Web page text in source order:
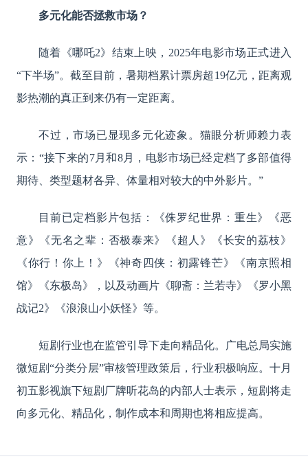
多元化能否拯救市场？
随着《哪吒2》结束上映，2025年电影市场正式进入
“下半场”。截至目前，暑期档累计票房超19亿元，距离观
影热潮的真正到来仍有一定距离。
不过，市场已显现多元化迹象。猫眼分析师赖力表
示： “接下来的7月和8月，电影市场已经定档了多部值得
期待、类型题材各异、体量相对较大的中外影片。”
目前已定档影片包括：《侏罗纪世界：重生》《恶
意》《无名之辈：否极泰来》《超人》《长安的荔枝》
《你行！你上！》《神奇四侠：初露锋芒》《南京照相
馆》《东极岛》，以及动画片《聊斋：兰若寺》《罗小黑
战记2》《浪浪山小妖怪》等。
短剧行业也在监管引导下走向精品化。广电总局实施
微短剧“分类分层”审核管理政策后，行业积极响应。十月
初五影视旗下短剧厂牌听花岛的内部人士表示，短剧将走
向多元化、精品化，制作成本和周期也将相应提高。